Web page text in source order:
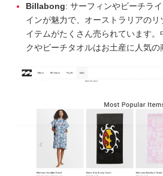
Billabong: サーフィンやビーチラ
インが魅力で、オーストラリアの
イテムがたくさん売られています
クやビーチタオルはお土産に人気の